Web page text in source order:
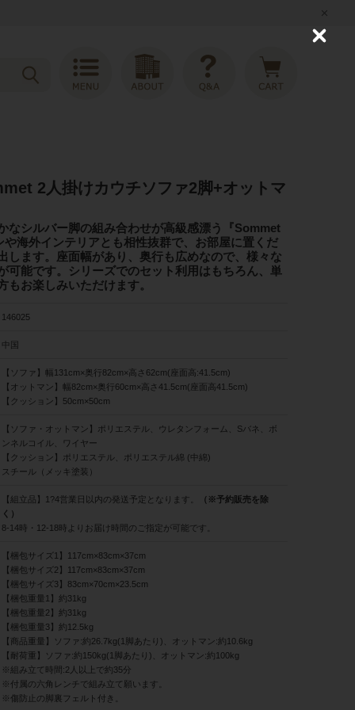
2人掛けカウチソファ2脚+オットマ
なシルバー脚の組み合わせが高級感漂う『Sommet
海外インテリアとも相性抜群で、お部屋に置くだ
します。座面幅があり、奥行も広めなので、様々な
可能です。シリーズでのセット利用はもちろん、単
お楽しみいただけます。
146025
中国
【ソファ】幅131cm×奥行82cm×高さ62cm(座面高:41.5cm)
【オットマン】幅82cm×奥行60cm×高さ41.5cm(座面高41.5cm)
【クッション】50cm×50cm
【ソファ・オットマン】ポリエステル、ウレタンフォーム、Sバネ、ボ
ンネルコイル、ワイヤー
【クッション】ポリエステル、ポリエステル綿 (中綿)
スチール（メッキ塗装）
【組立品】1?4営業日以内の発送予定となります。
（※予約販売を除
く）
8-14時・12-18時よりお届け時間のご指定が可能です。
【梱包サイズ1】117cm×83cm×37cm
【梱包サイズ2】117cm×83cm×37cm
【梱包サイズ3】83cm×70cm×23.5cm
【梱包重量1】約31kg
【梱包重量2】約31kg
【梱包重量3】約12.5kg
【商品重量】ソファ:約26.7kg(1脚あたり)、オットマン:約10.6kg
【耐荷重】ソファ:約150kg(1脚あたり)、オットマン:約100kg
※組み立て時間:2人以上で約35分
※付属の六角レンチで組み立て願います。
※傷防止の脚裏フェルト付き。
C